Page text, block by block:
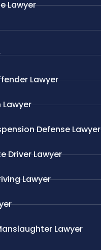
Lawyer
Lawyer
Lawyer
Defense Lawyer
Driver Lawyer
Lawyer
Lawyer